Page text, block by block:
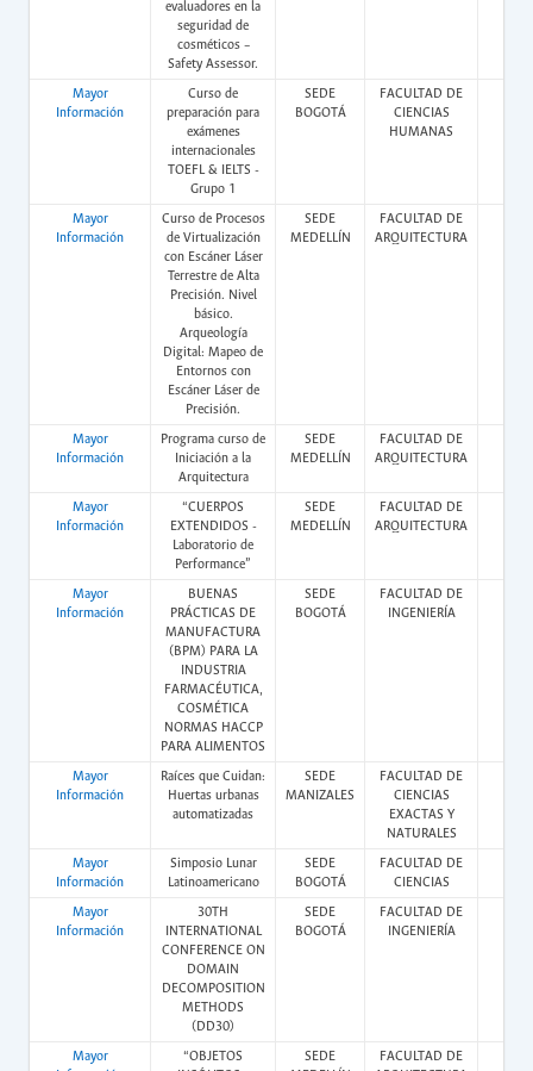
evaluadores en la
seguridad de
cosméticos –
Safety Assessor.
Mayor
Información
Curso de
preparación para
exámenes
internacionales
TOEFL & IELTS -
Grupo 1
SEDE
BOGOTÁ
FACULTAD DE
CIENCIAS
HUMANAS
Mayor
Información
Curso de Procesos
de Virtualización
con Escáner Láser
Terrestre de Alta
Precisión. Nivel
básico.
Arqueología
Digital: Mapeo de
Entornos con
Escáner Láser de
Precisión.
SEDE
MEDELLÍN
FACULTAD DE
ARQUITECTURA
Mayor
Información
Programa curso de
Iniciación a la
Arquitectura
SEDE
MEDELLÍN
FACULTAD DE
ARQUITECTURA
Mayor
Información
“CUERPOS
EXTENDIDOS -
Laboratorio de
Performance”
SEDE
MEDELLÍN
FACULTAD DE
ARQUITECTURA
Mayor
Información
BUENAS
PRÁCTICAS DE
MANUFACTURA
(BPM) PARA LA
INDUSTRIA
FARMACÉUTICA,
COSMÉTICA
NORMAS HACCP
PARA ALIMENTOS
SEDE
BOGOTÁ
FACULTAD DE
INGENIERÍA
Mayor
Información
Raíces que Cuidan:
Huertas urbanas
automatizadas
SEDE
MANIZALES
FACULTAD DE
CIENCIAS
EXACTAS Y
NATURALES
Mayor
Información
Simposio Lunar
Latinoamericano
SEDE
BOGOTÁ
FACULTAD DE
CIENCIAS
Mayor
Información
30TH
INTERNATIONAL
CONFERENCE ON
DOMAIN
DECOMPOSITION
METHODS
(DD30)
SEDE
BOGOTÁ
FACULTAD DE
INGENIERÍA
Mayor
“OBJETOS
SEDE
FACULTAD DE